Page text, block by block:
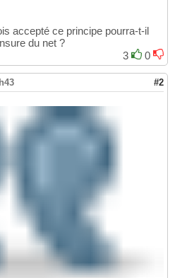
accepté ce principe pourra-t-il
du net ?
3
0
#2